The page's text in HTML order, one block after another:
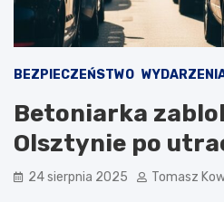
BEZPIECZEŃSTWO
Betoniarka
Olsztynie po
24 sierpnia 2025 Tomasz